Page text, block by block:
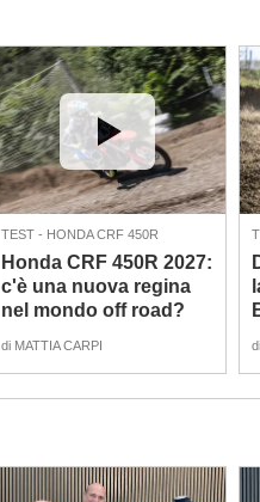
TEST - HONDA CRF 450R
Honda CRF 450R 2027:
c'è una nuova regina
nel mondo off road?
di MATTIA CARPI